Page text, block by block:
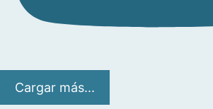
Cargar más...